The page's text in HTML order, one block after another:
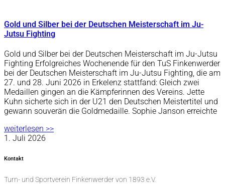
Gold und Silber bei der Deutschen Meisterschaft im Ju-
Jutsu Fighting
Gold und Silber bei der Deutschen Meisterschaft im Ju-Jutsu
Fighting Erfolgreiches Wochenende für den TuS Finkenwerder
bei der Deutschen Meisterschaft im Ju-Jutsu Fighting, die am
27. und 28. Juni 2026 in Erkelenz stattfand: Gleich zwei
Medaillen gingen an die Kämpferinnen des Vereins. Jette
Kuhn sicherte sich in der U21 den Deutschen Meistertitel und
gewann souverän die Goldmedaille. Sophie Janson erreichte
weiterlesen >>
1. Juli 2026
Kontakt
Turn- und Sportverein Finkenwerder von 1893 e.V.